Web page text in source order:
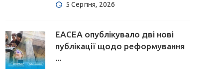
5 Серпня, 2026
EACEA опублікувало дві нові
публікації щодо реформування
...